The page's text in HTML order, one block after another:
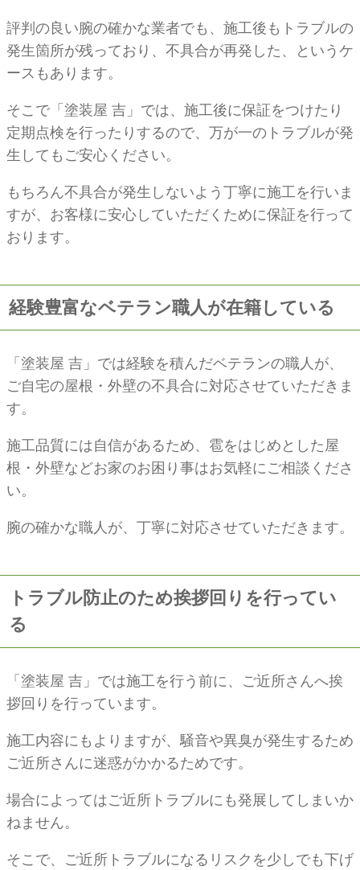
評判の良い腕の確かな業者でも、施工後もトラブルの
発生箇所が残っており、不具合が再発した、というケ
ースもあります。
そこで「塗装屋 吉」では、施工後に保証をつけたり
定期点検を行ったりするので、万が一のトラブルが発
生してもご安心ください。
もちろん不具合が発生しないよう丁寧に施工を行いま
すが、お客様に安心していただくために保証を行って
おります。
経験豊富なベテラン職人が在籍している
「塗装屋 吉」では経験を積んだベテランの職人が、
ご自宅の屋根・外壁の不具合に対応させていただきま
す。
施工品質には自信があるため、雹をはじめとした屋
根・外壁などお家のお困り事はお気軽にご相談くださ
い。
腕の確かな職人が、丁寧に対応させていただきます。
トラブル防止のため挨拶回りを行ってい
る
「塗装屋 吉」では施工を行う前に、ご近所さんへ挨
拶回りを行っています。
施工内容にもよりますが、騒音や異臭が発生するため
ご近所さんに迷惑がかかるためです。
場合によってはご近所トラブルにも発展してしまいか
ねません。
そこで、ご近所トラブルになるリスクを少しでも下げ